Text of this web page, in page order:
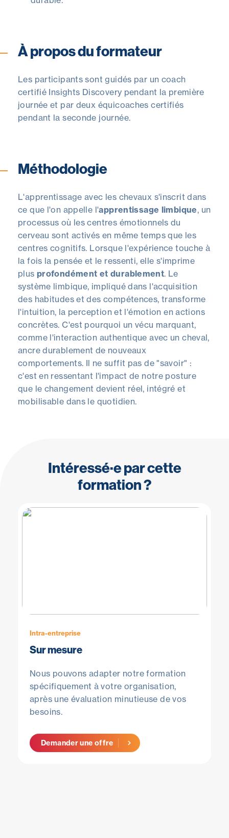
À propos du formateur
Les participants sont guidés par un coach
certifié Insights Discovery pendant la première
journée et par deux équicoaches certifiés
pendant la seconde journée.
Méthodologie
L'apprentissage avec les chevaux s'inscrit dans
ce que l'on appelle l'apprentissage limbique, un
processus où les centres émotionnels du
cerveau sont activés en même temps que les
centres cognitifs. Lorsque l'expérience touche à
la fois la pensée et le ressenti, elle s'imprime
plus profondément et durablement. Le
système limbique, impliqué dans l'acquisition
des habitudes et des compétences, transforme
l'intuition, la perception et l'émotion en actions
concrètes. C'est pourquoi un vécu marquant,
comme l'interaction authentique avec un cheval,
ancre durablement de nouveaux
comportements. Il ne suffit pas de "savoir" :
c'est en ressentant l'impact de notre posture
que le changement devient réel, intégré et
mobilisable dans le quotidien.
Intéressé·e par cette
formation ?
Intra-entreprise
Sur mesure
Nous pouvons adapter notre formation
spécifiquement à votre organisation,
après une évaluation minutieuse de vos
besoins.
Demander une offre